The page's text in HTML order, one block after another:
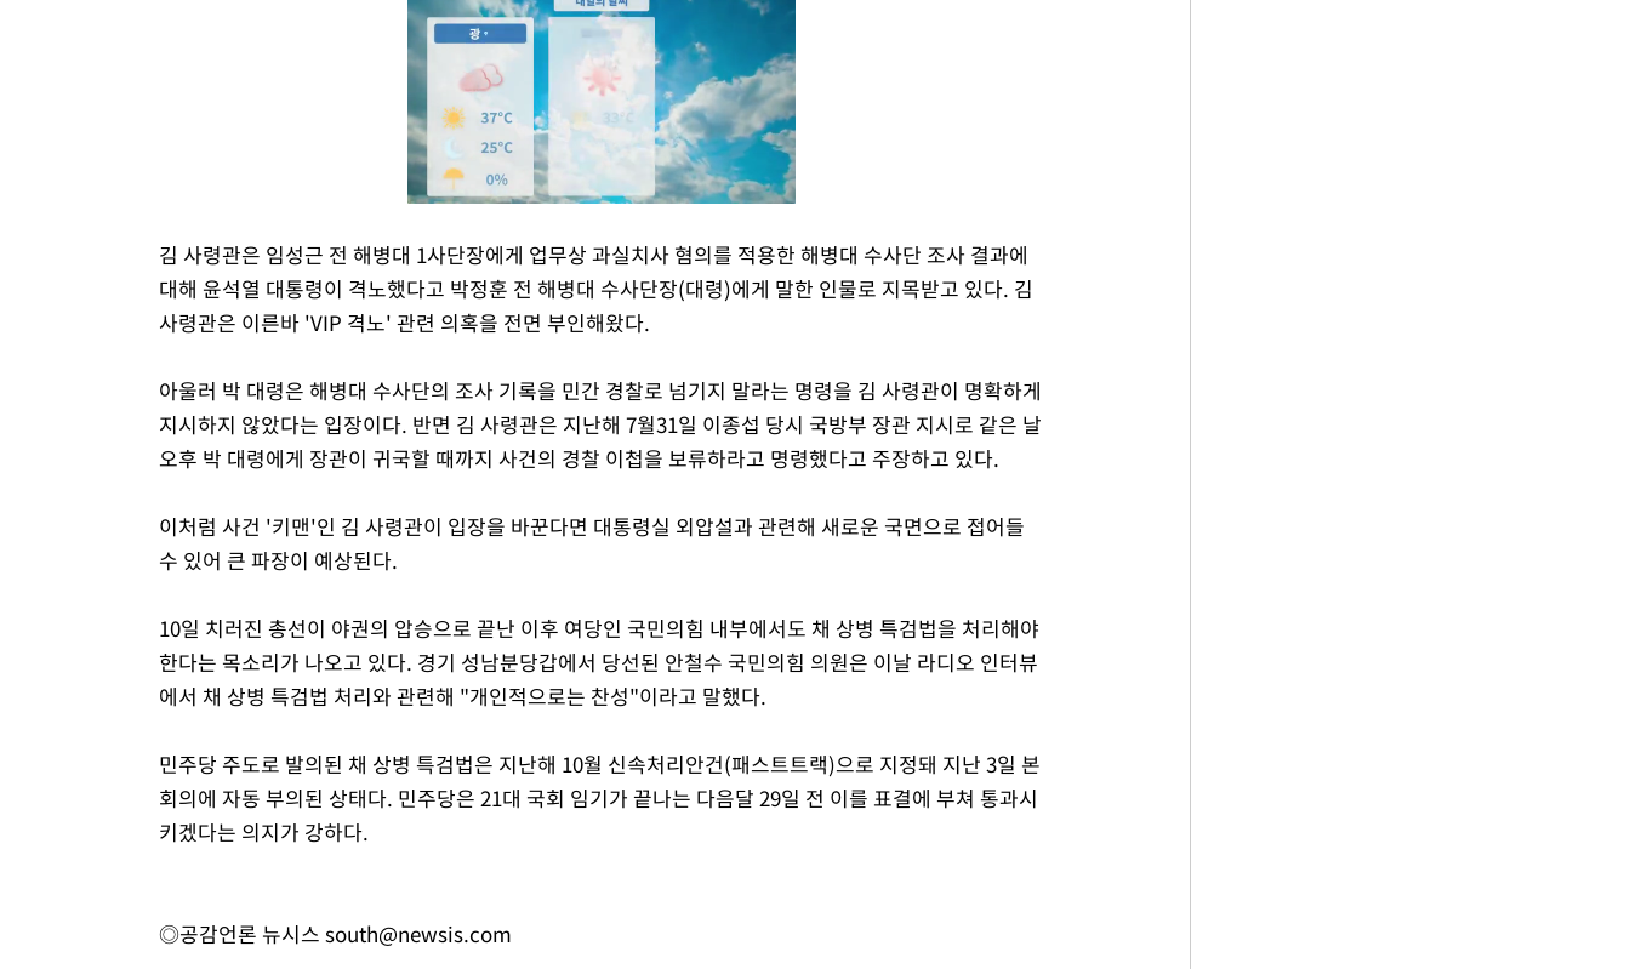
Mute
김 사령관은 임성근 전 해병대 1사단장에게 업무상 과실치사 혐의를 적용한 해병대 수사단 조사 결과에
대해 윤석열 대통령이 격노했다고 박정훈 전 해병대 수사단장(대령)에게 말한 인물로 지목받고 있다. 김
사령관은 이른바 'VIP 격노' 관련 의혹을 전면 부인해왔다.
아울러 박 대령은 해병대 수사단의 조사 기록을 민간 경찰로 넘기지 말라는 명령을 김 사령관이 명확하게
지시하지 않았다는 입장이다. 반면 김 사령관은 지난해 7월31일 이종섭 당시 국방부 장관 지시로 같은 날
오후 박 대령에게 장관이 귀국할 때까지 사건의 경찰 이첩을 보류하라고 명령했다고 주장하고 있다.
이처럼 사건 '키맨'인 김 사령관이 입장을 바꾼다면 대통령실 외압설과 관련해 새로운 국면으로 접어들
수 있어 큰 파장이 예상된다.
10일 치러진 총선이 야권의 압승으로 끝난 이후 여당인 국민의힘 내부에서도 채 상병 특검법을 처리해야
한다는 목소리가 나오고 있다. 경기 성남분당갑에서 당선된 안철수 국민의힘 의원은 이날 라디오 인터뷰
에서 채 상병 특검법 처리와 관련해 "개인적으로는 찬성"이라고 말했다.
민주당 주도로 발의된 채 상병 특검법은 지난해 10월 신속처리안건(패스트트랙)으로 지정돼 지난 3일 본
회의에 자동 부의된 상태다. 민주당은 21대 국회 임기가 끝나는 다음달 29일 전 이를 표결에 부쳐 통과시
키겠다는 의지가 강하다.
◎공감언론 뉴시스 south@newsis.com